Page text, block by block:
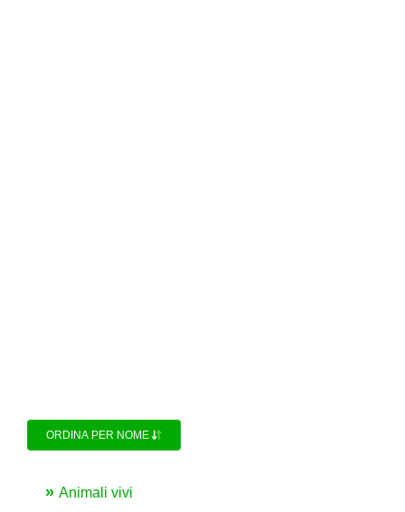
ORDINA PER NOME
Animali vivi